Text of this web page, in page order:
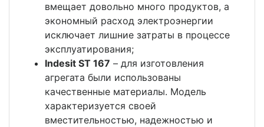
вмещает довольно много продуктов, а
экономный расход электроэнергии
исключает лишние затраты в процессе
эксплуатирования;
Indesit ST 167 – для изготовления
агрегата были использованы
качественные материалы. Модель
характеризуется своей
вместительностью, надежностью и